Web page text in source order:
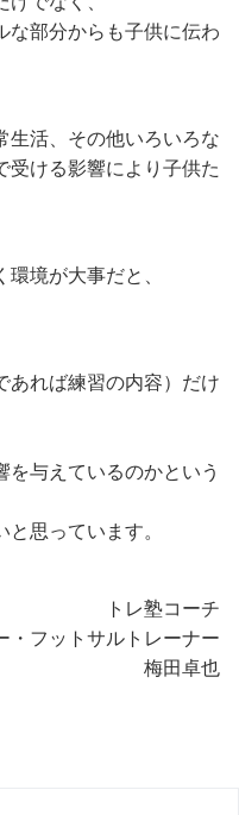
な部分からも子供に伝わ
生活、その他いろいろな
受ける影響により子供た
境が大事だと、
あれば練習の内容）だけ
を与えているのかという
思っています。
トレ塾コーチ
・フットサルトレーナー
梅田卓也